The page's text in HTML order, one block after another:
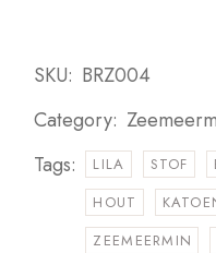
SKU: BRZ004
Category:
Tags:
LILA STOF
HOUT
ZEEMEERMIN